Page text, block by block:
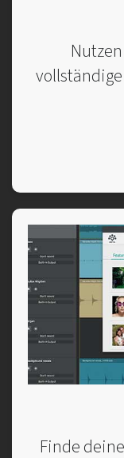
Finde